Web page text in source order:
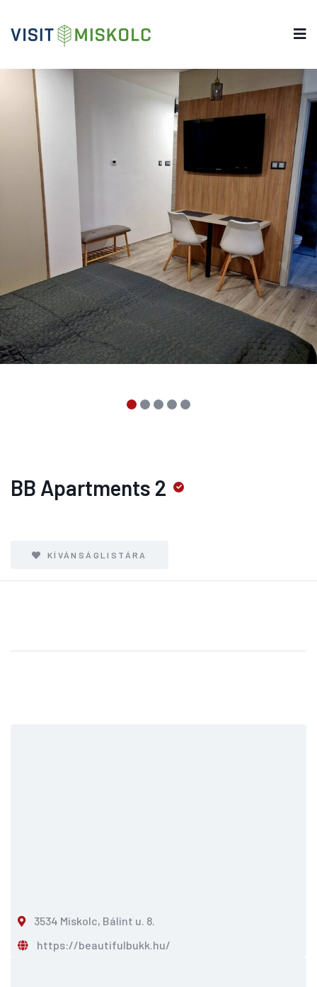
BB Apartments 2
KÍVÁNSÁGLISTÁRA
3534 Miskolc, Bálint u. 8.
https://beautifulbukk.hu/